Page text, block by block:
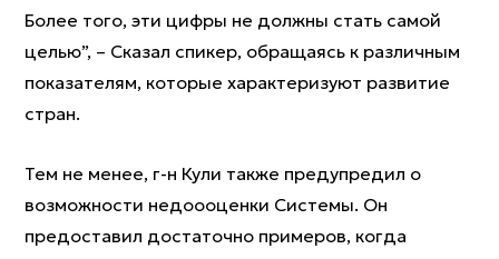
Более того, эти цифры не должны стать самой
целью”, – Сказал спикер, обращаясь к различным
показателям, которые характеризуют развитие
стран.
Тем не менее, г-н Кули также предупредил о
возможности недоооценки Системы. Он
предоставил достаточно примеров, когда